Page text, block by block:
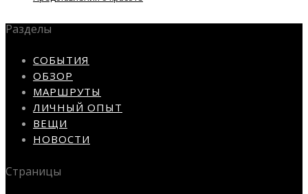
Разделы
СОБЫТИЯ
ОБЗОР
МАРШРУТЫ
ЛИЧНЫЙ ОПЫТ
ВЕЩИ
НОВОСТИ
Страницы